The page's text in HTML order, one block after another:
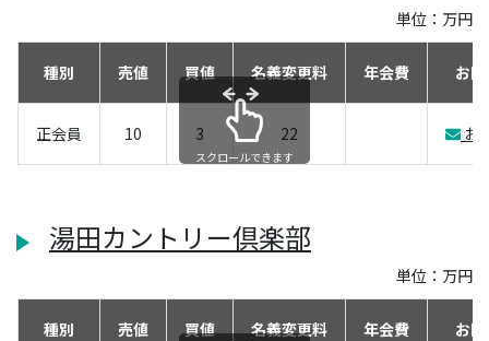
単位：万円
種別 売値 買値 名義変更料 年会費 お
正会員 10 3 22 お
スクロールできます
湯田カントリー倶楽部
単位：万円
種別 売値 買値 名義変更料 年会費 お